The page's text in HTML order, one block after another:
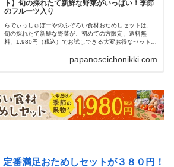
ト】旬の採れたて新鮮な野菜がいっぱい！季節
のフルーツ入り
らでぃっしゅぼーやのふぞろい食材おためしセットは、
旬の採れたて新鮮な野菜が、初めての方限定、送料無
料、1,980円（税込）でお試しできる大変お得なセットで
大量の野菜・フルーツを1,980円で手に入れることができ
なく、また電話がかかってくるようなしつこい勧誘はな
いので、気軽に安心してお試しできます。らでぃっしゅ
ぼーやのふぞろい食材おためしセットがお得なので紹介
していきます。
papanoseichonikki.com
定番満足おためしセットが３８０円！